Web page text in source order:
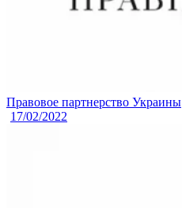
Правовое партнерство Украины
17/02/2022